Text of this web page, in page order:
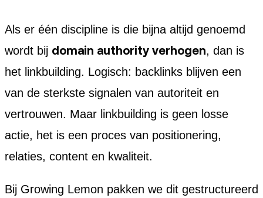
Als er één discipline is die bijna altijd genoemd
wordt bij domain authority verhogen, dan is
het linkbuilding. Logisch: backlinks blijven een
van de sterkste signalen van autoriteit en
vertrouwen. Maar linkbuilding is geen losse
actie, het is een proces van positionering,
relaties, content en kwaliteit.
Bij Growing Lemon pakken we dit gestructureerd